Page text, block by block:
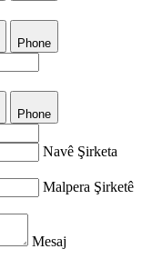
Phone
Phone
Navê Şirketa
Malpera Şirketê
Mesaj